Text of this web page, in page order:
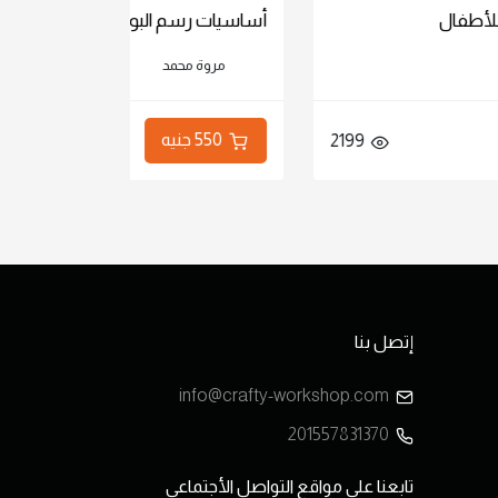
أساسيات رسم البورتريه
إتصل بنا
info@crafty-workshop.com
201557831370
تابعنا على مواقع التواصل الأجتماعى